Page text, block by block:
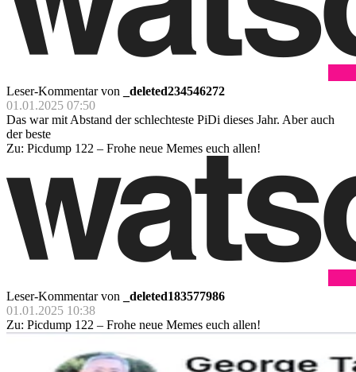
Leser-Kommentar von
_deleted234546272
01.01.2025 07:50
Das war mit Abstand der schlechteste PiDi dieses Jahr. Aber auch
der beste
Zu: Picdump 122 – Frohe neue Memes euch allen!
Leser-Kommentar von
_deleted183577986
01.01.2025 10:38
Zu: Picdump 122 – Frohe neue Memes euch allen!